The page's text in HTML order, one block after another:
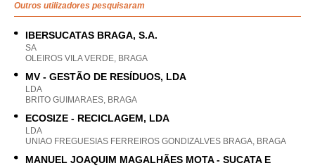
Outros utilizadores pesquisaram
IBERSUCATAS BRAGA, S.A.
SA
OLEIROS VILA VERDE, BRAGA
MV - GESTÃO DE RESÍDUOS, LDA
LDA
BRITO GUIMARAES, BRAGA
ECOSIZE - RECICLAGEM, LDA
LDA
UNIAO FREGUESIAS FERREIROS GONDIZALVES BRAGA, BRAGA
MANUEL JOAQUIM MAGALHÃES MOTA - SUCATA E